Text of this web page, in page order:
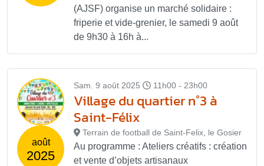
(AJSF) organise un marché solidaire :
friperie et vide-grenier, le samedi 9 août
de 9h30 à 16h à...
août
2025
Sam. 9 août 2025 11h00 - 23h00
Village du quartier n°3 à
Saint-Félix
Terrain de football de Saint-Felix, le Gosier
Au programme : Ateliers créatifs : création
et vente d’objets artisanaux